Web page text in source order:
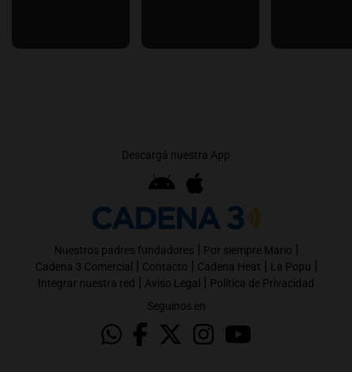
Descargá nuestra App
Nuestros padres fundadores | Por siempre Mario |
Cadena 3 Comercial | Contacto | Cadena Heat | La Popu |
Integrar nuestra red | Aviso Legal | Política de Privacidad
Seguinos en